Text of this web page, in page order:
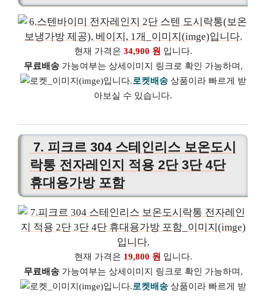
현재 가격은 34,900 원 입니다.
무료배송가능여부는 상세이미지 링크로 확인 가능하며,
로켓배송상품이라 빠르게 받
아보실 수 있습니다.
7. 피크르 304 스테인리스 보온도시
락통 전자레인지 적용 2단 3단 4단
휴대용가방 포함
현재 가격은 19,800 원 입니다.
무료배송가능여부는 상세이미지 링크로 확인 가능하며,
로켓배송상품이라 빠르게 받